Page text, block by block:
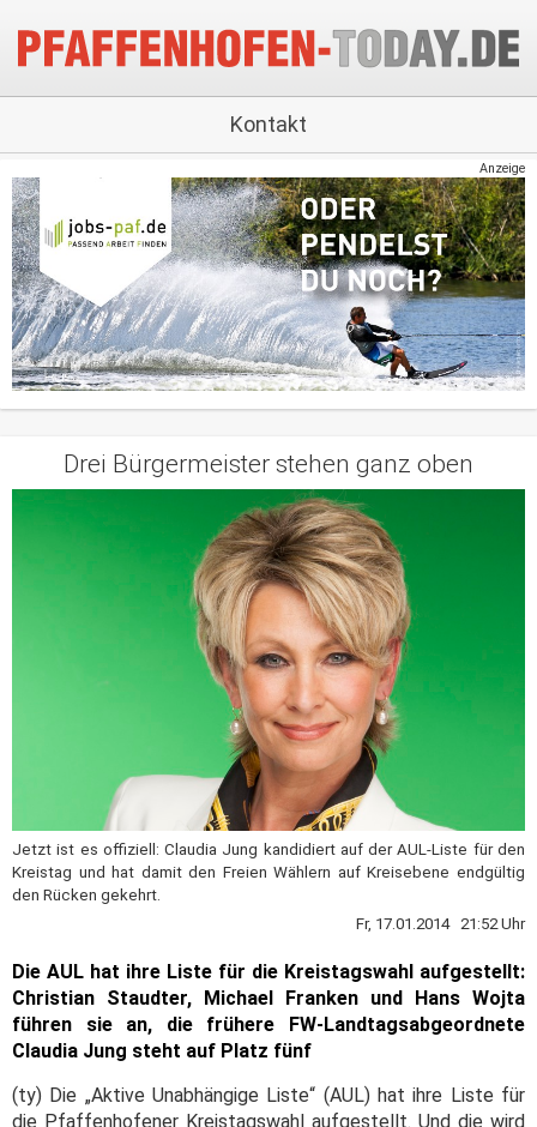
Kontakt
Anzeige
Drei Bürgermeister stehen ganz oben
Jetzt ist es offiziell: Claudia Jung kandidiert auf der AUL-Liste für den
Kreistag und hat damit den Freien Wählern auf Kreisebene endgültig
den Rücken gekehrt.
Fr, 17.01.2014 21:52 Uhr
Die AUL hat ihre Liste für die Kreistagswahl aufgestellt:
Christian Staudter, Michael Franken und Hans Wojta
führen sie an, die frühere FW-Landtagsabgeordnete
Claudia Jung steht auf Platz fünf
(ty) Die „Aktive Unabhängige Liste“ (AUL) hat ihre Liste für
die Pfaffenhofener Kreistagswahl aufgestellt. Und die wird